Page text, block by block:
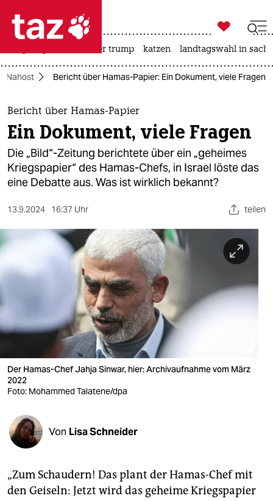
 taz zahl ich
taz zahl ich
themen
politik
öko
sport
berlin
wahrheit
verlag
verlag
shop
fragen & hilfe
unterstützen

taz zahl ich
usa unter trump katzen landtagswahl in
Nahost Bericht über Hamas-Papier: Ein Dokument, viele Fragen
Bericht über Hamas-Papier
Ein Dokument, viele Fragen
Die „Bild“-Zeitung berichtete über ein „geheimes
Kriegspapier“ des Hamas-Chefs, in Israel löste das
eine Debatte aus. Was ist wirklich bekannt?
13.9.2024 16:37 Uhr teilen
Der Hamas-Chef Jahja Sinwar, hier: Archivaufnahme vom März
2022
Foto: Mohammed Talatene/dpa
Von Lisa Schneider
„Zum Schaudern! Das plant der Hamas-Chef mit
den Geiseln: Jetzt wird das geheime Kriegspapier